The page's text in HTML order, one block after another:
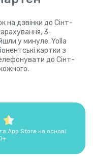
на дзвінки до Сінт-
3-
у минуле. Yolla
картки з
до Сінт-
App Store на основі